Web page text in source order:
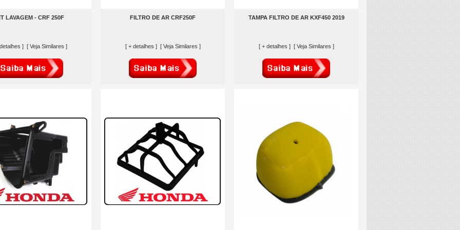
LAVAGEM - CRF 250F
] [ Veja Similares ]
FILTRO DE AR CRF250F
[ + detalhes ] [ Veja Similares ]
TAMPA FILTRO DE AR KXF450 2019
[ + detalhes ] [ Veja Similares ]